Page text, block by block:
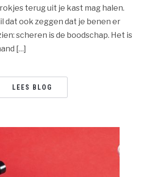
terug uit je kast mag halen.
dat ook zeggen dat je benen er
scheren is de boodschap. Het is
[…]
LEES BLOG